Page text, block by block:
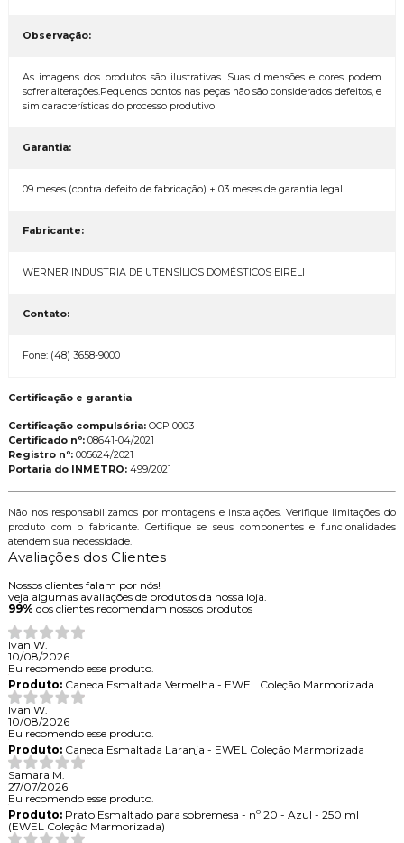
Observação:
As imagens dos produtos são ilustrativas. Suas dimensões e cores podem
sofrer alterações.Pequenos pontos nas peças não são considerados defeitos, e
sim características do processo produtivo
Garantia:
09 meses (contra defeito de fabricação) + 03 meses de garantia legal
Fabricante:
WERNER INDUSTRIA DE UTENSÍLIOS DOMÉSTICOS EIRELI
Contato:
Fone: (48) 3658-9000
Certificação e garantia
Certificação compulsória:OCP 0003
Certificado nº:08641-04/2021
Registro nº:005624/2021
Portaria do INMETRO: 499/2021
Não nos responsabilizamos por montagens e instalações. Verifique limitações do
produto com o fabricante. Certifique se seus componentes e funcionalidades
atendem sua necessidade.
Avaliações dos Clientes
Nossos clientes falam por nós!
veja algumas avaliações de produtos da nossa loja.
99% dos clientes recomendam nossos produtos
Ivan W.
10/08/2026
Eu recomendo esse produto.
Produto:Caneca Esmaltada Vermelha - EWEL Coleção Marmorizada
Ivan W.
10/08/2026
Eu recomendo esse produto.
Produto:Caneca Esmaltada Laranja - EWEL Coleção Marmorizada
Samara M.
27/07/2026
Eu recomendo esse produto.
Produto:Prato Esmaltado para sobremesa - nº 20 - Azul - 250 ml
(EWEL Coleção Marmorizada)